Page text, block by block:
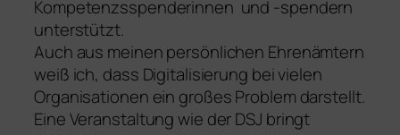
Kompetenzsspenderinnen und -spendern
unterstützt.
Auch aus meinen persönlichen Ehrenämtern
weiß ich, dass Digitalisierung bei vielen
Organisationen ein großes Problem darstellt.
Eine Veranstaltung wie der DSJ bringt